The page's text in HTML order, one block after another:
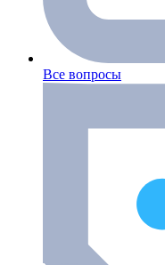
Все вопросы